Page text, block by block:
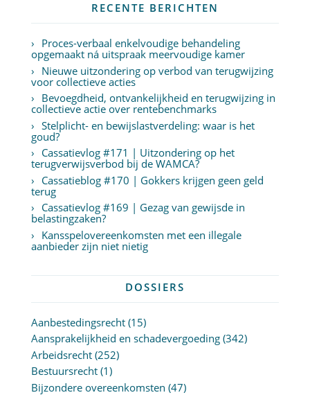
RECENTE BERICHTEN
Proces-verbaal enkelvoudige behandeling
opgemaakt ná uitspraak meervoudige kamer
Nieuwe uitzondering op verbod van terugwijzing
voor collectieve acties
Bevoegdheid, ontvankelijkheid en terugwijzing in
collectieve actie over rentebenchmarks
Stelplicht- en bewijslastverdeling: waar is het
goud?
Cassatievlog #171 | Uitzondering op het
terugverwijsverbod bij de WAMCA?
Cassatieblog #170 | Gokkers krijgen geen geld
terug
Cassatievlog #169 | Gezag van gewijsde in
belastingzaken?
Kansspelovereenkomsten met een illegale
aanbieder zijn niet nietig
DOSSIERS
Aanbestedingsrecht(15)
Aansprakelijkheid en schadevergoeding(342)
Arbeidsrecht(252)
Bestuursrecht(1)
Bijzondere overeenkomsten (47)